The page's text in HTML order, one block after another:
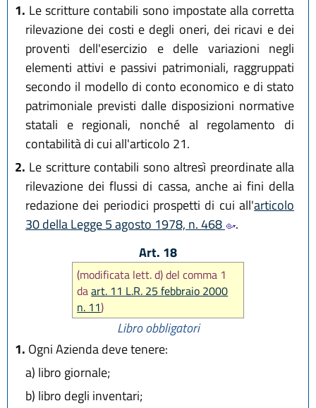
1. Le scritture contabili sono impostate alla corretta
rilevazione dei costi e degli oneri, dei ricavi e dei
proventi dell'esercizio e delle variazioni negli
elementi attivi e passivi patrimoniali, raggruppati
secondo il modello di conto economico e di stato
patrimoniale previsti dalle disposizioni normative
statali e regionali, nonché al regolamento di
contabilità di cui all'articolo 21.
2. Le scritture contabili sono altresì preordinate alla
rilevazione dei flussi di cassa, anche ai fini della
redazione dei periodici prospetti di cui all'articolo
30 della Legge 5 agosto 1978, n. 468
.
Art. 18
(modificata lett. d) del comma 1
daart. 11 L.R. 25 febbraio 2000
n. 11)
Libro obbligatori
1. Ogni Azienda deve tenere:
a) libro giornale;
b) libro degli inventari;